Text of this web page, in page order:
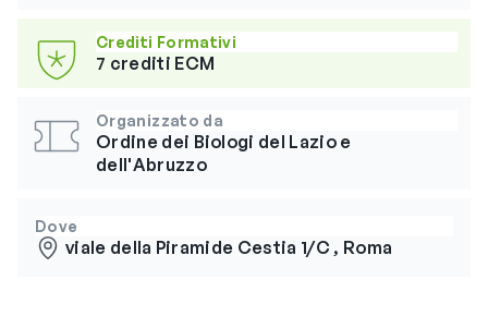
Crediti Formativi
7 crediti ECM
Organizzato da
Ordine dei Biologi del Lazio e
dell'Abruzzo
Dove
viale della Piramide Cestia 1/C , Roma